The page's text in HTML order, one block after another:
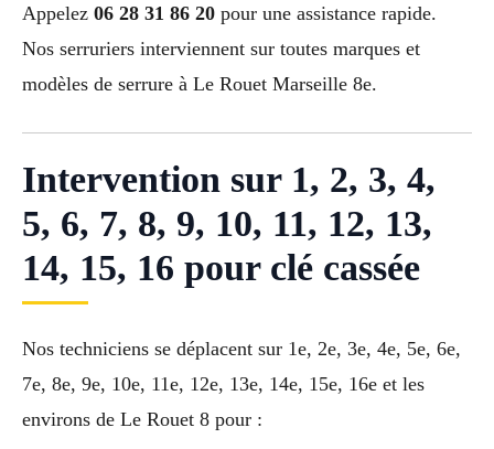
Appelez 06 28 31 86 20 pour une assistance rapide.
Nos serruriers interviennent sur toutes marques et
modèles de serrure à Le Rouet Marseille 8e.
Intervention sur 1, 2, 3, 4,
5, 6, 7, 8, 9, 10, 11, 12, 13,
14, 15, 16 pour clé cassée
Nos techniciens se déplacent sur 1e, 2e, 3e, 4e, 5e, 6e,
7e, 8e, 9e, 10e, 11e, 12e, 13e, 14e, 15e, 16e et les
environs de Le Rouet 8 pour :